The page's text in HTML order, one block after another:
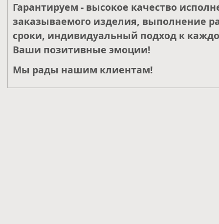
Гарантируем - высокое качество
заказываемого изделия, выполнение
сроки, индивидуальный подход к
Ваши позитивные эмоции!
Мы рады нашим клиентам!